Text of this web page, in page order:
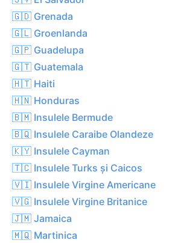
🇬🇩 Grenada
🇬🇱 Groenlanda
🇬🇵 Guadelupa
🇬🇹 Guatemala
🇭🇹 Haiti
🇭🇳 Honduras
🇧🇲 Insulele Bermude
🇧🇶 Insulele Caraibe Olandeze
🇰🇾 Insulele Cayman
🇹🇨 Insulele Turks și Caicos
🇻🇮 Insulele Virgine Americane
🇻🇬 Insulele Virgine Britanice
🇯🇲 Jamaica
🇲🇶 Martinica